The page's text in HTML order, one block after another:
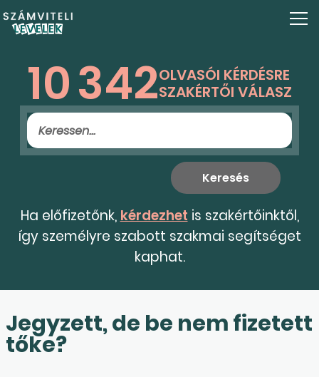
10342OLVASÓI KÉRDÉSRE
SZAKÉRTŐI VÁLASZ
Ha előfizetőnk, kérdezhet is szakértőinktől,
így személyre szabott szakmai segítséget
kaphat.
Jegyzett, de be nem fizetett
tőke?